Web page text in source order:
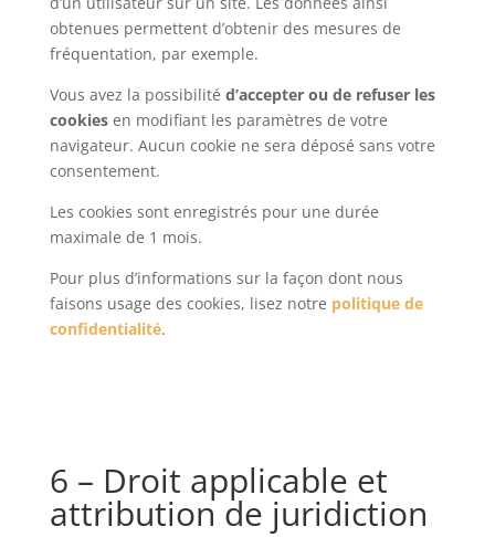
obtenues permettent d’obtenir des mesures de
fréquentation, par exemple.
Vous avez la possibilité d’accepter ou de refuser les
cookiesen modifiant les paramètres de votre
navigateur. Aucun cookie ne sera déposé sans votre
consentement.
Les cookies sont enregistrés pour une durée
maximale de 1 mois.
Pour plus d’informations sur la façon dont nous
faisons usage des cookies, lisez notre politique de
confidentialité.
6 – Droit applicable et
attribution de juridiction